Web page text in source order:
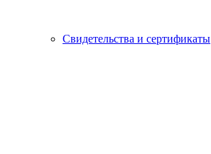
Свидетельства и сертификаты